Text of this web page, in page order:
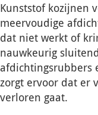
Kunststof kozijnen
meervoudige
dat niet werkt of
nauwkeurig
afdichtingsrubbers
zorgt ervoor dat er
verloren gaat.